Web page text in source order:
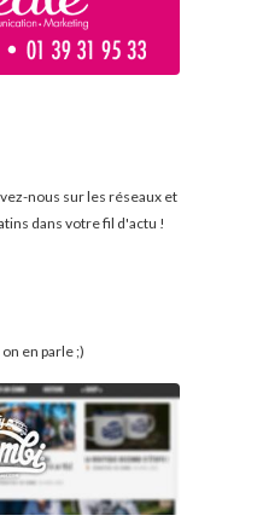
nous sur les réseaux et
dans votre fil d'actu !
en parle ;)